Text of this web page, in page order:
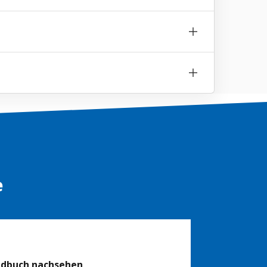
nachsehen